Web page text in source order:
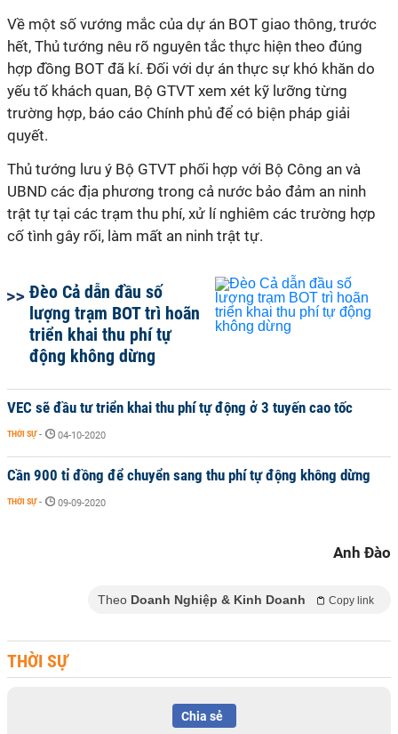
Về một số vướng mắc của dự án BOT giao thông, trước
hết, Thủ tướng nêu rõ nguyên tắc thực hiện theo đúng
hợp đồng BOT đã kí. Đối với dự án thực sự khó khăn do
yếu tố khách quan, Bộ GTVT xem xét kỹ lưỡng từng
trường hợp, báo cáo Chính phủ để có biện pháp giải
quyết.
Thủ tướng lưu ý Bộ GTVT phối hợp với Bộ Công an và
UBND các địa phương trong cả nước bảo đảm an ninh
trật tự tại các trạm thu phí, xử lí nghiêm các trường hợp
cố tình gây rối, làm mất an ninh trật tự.
Đèo Cả dẫn đầu số
lượng trạm BOT trì hoãn
triển khai thu phí tự
động không dừng
VEC sẽ đầu tư triển khai thu phí tự động ở 3 tuyến cao tốc
THỜI SỰ - 04-10-2020
Cần 900 tỉ đồng để chuyển sang thu phí tự động không dừng
THỜI SỰ - 09-09-2020
Anh Đào
Theo Doanh Nghiệp & Kinh Doanh Copy link
THỜI SỰ
Chia sẻ